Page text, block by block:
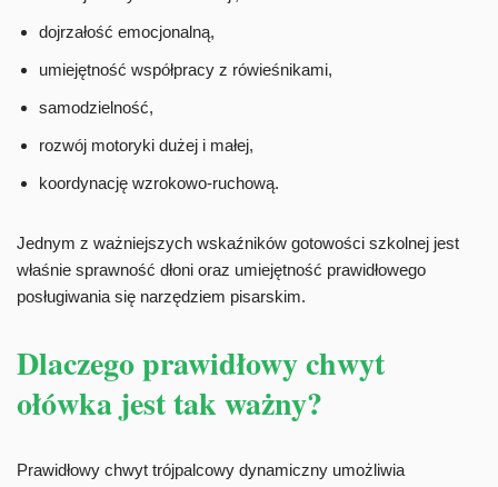
dojrzałość emocjonalną,
umiejętność współpracy z rówieśnikami,
samodzielność,
rozwój motoryki dużej i małej,
koordynację wzrokowo-ruchową.
Jednym z ważniejszych wskaźników gotowości szkolnej jest
właśnie sprawność dłoni oraz umiejętność prawidłowego
posługiwania się narzędziem pisarskim.
Dlaczego prawidłowy chwyt
ołówka jest tak ważny?
Prawidłowy chwyt trójpalcowy dynamiczny umożliwia